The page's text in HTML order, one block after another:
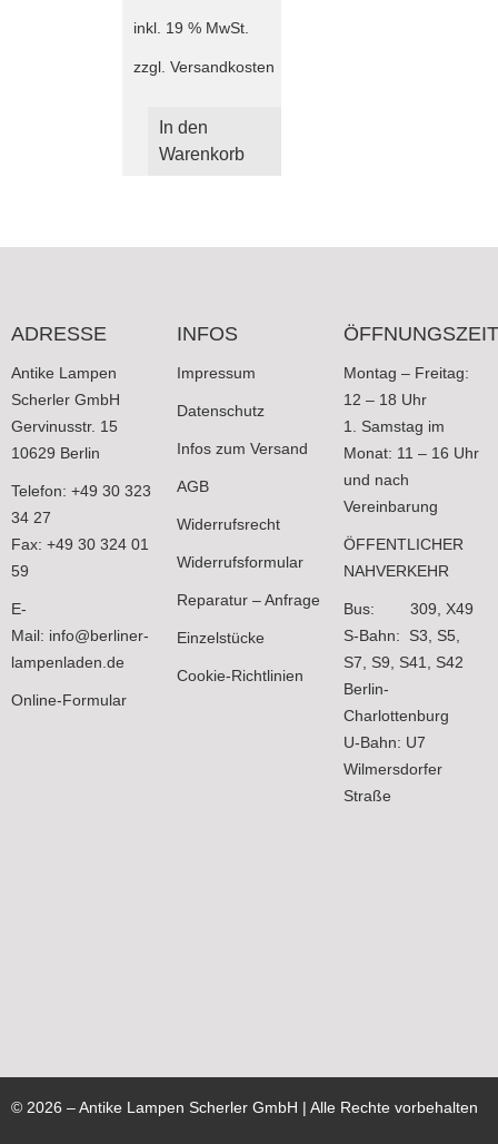
inkl. 19 % MwSt.
zzgl. Versandkosten
In den
Warenkorb
ADRESSE
Antike Lampen
Scherler GmbH
Gervinusstr. 15
10629 Berlin
Telefon: +49 30 323
34 27
Fax: +49 30 324 01
59
E-
Mail: info@berliner-
lampenladen.de
Online-Formular
INFOS
Impressum
Datenschutz
Infos zum Versand
AGB
Widerrufsrecht
Widerrufsformular
Reparatur – Anfrage
Einzelstücke
Cookie-Richtlinien
Montag – Freitag:
12 – 18 Uhr
1. Samstag im
Monat: 11 – 16 Uhr
und nach
Vereinbarung
ÖFFENTLICHER
NAHVERKEHR
Bus: 309, X49
S-Bahn: S3, S5,
S7, S9, S41, S42
Berlin-
Charlottenburg
U-Bahn: U7
Wilmersdorfer
Straße
© 2026 – Antike Lampen Scherler GmbH | Alle Rechte vorbehalten